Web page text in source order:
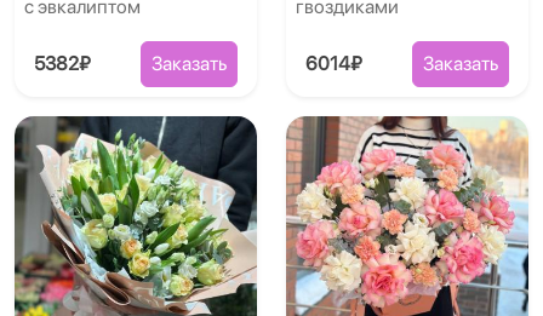
с эвкалиптом
5382₽ Заказать
гвоздиками
6014₽ Заказать